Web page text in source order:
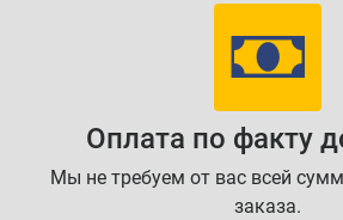
Оплата по факту
Мы не требуем от вас всей
заказа.